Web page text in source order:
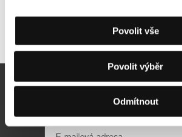
Povolit vše
Povolit výběr
Odmítnout
Další partneři
Newsletter